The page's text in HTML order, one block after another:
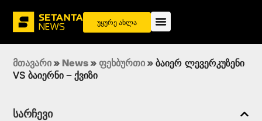
უყურე ახლა
მთავარი » News » ფეხბურთი » ბაიერ ლევერკუზენი
VS ბაიერნი – ქვიზი
სარჩევი